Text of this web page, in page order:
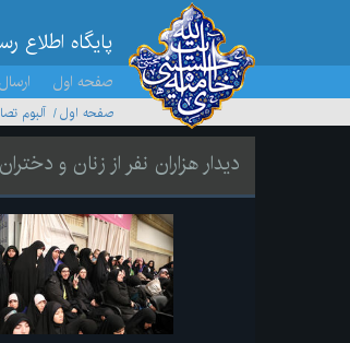
پایگاه اطلاع
صفحه اول
صفحه اول آلبوم
دیدار هزاران نفر از زنان و دختران